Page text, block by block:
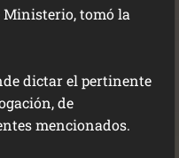
Ministerio, tomó la
dictar el pertinente
de
mencionados.